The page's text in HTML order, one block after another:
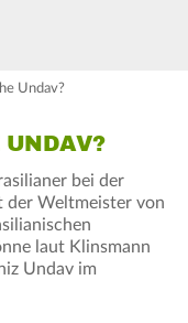
Undav?
UNDAV?
bei der
der Weltmeister von
laut Klinsmann
Undav im